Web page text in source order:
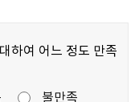
하여 어느 정도 만족
불만족